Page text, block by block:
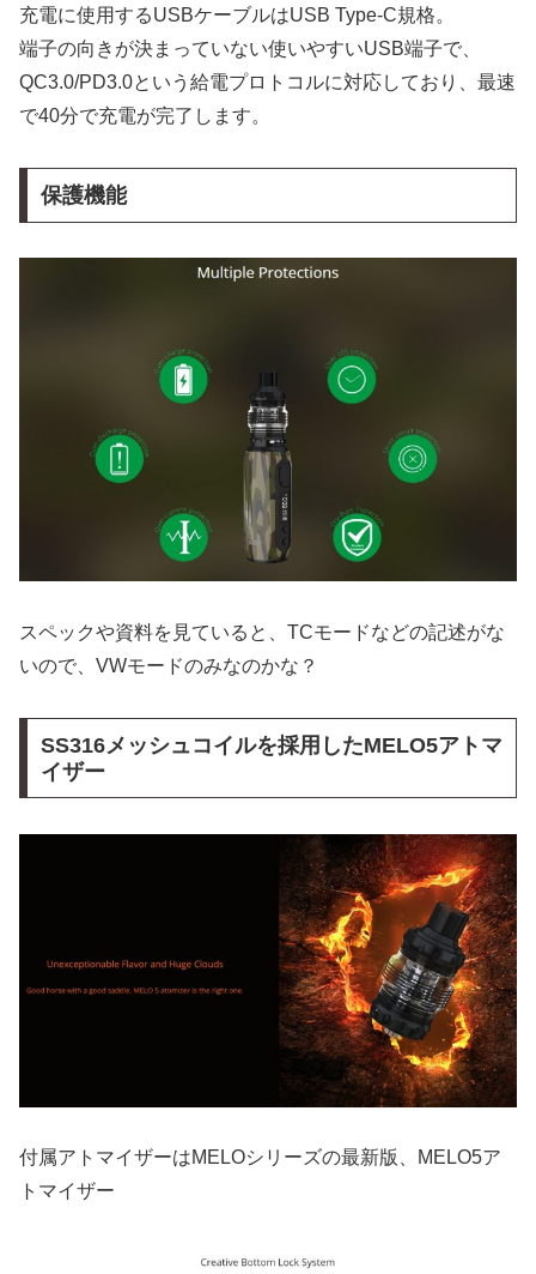
充電に使用するUSBケーブルはUSB Type-C規格。
端子の向きが決まっていない使いやすいUSB端子で、
QC3.0/PD3.0という給電プロトコルに対応しており、最速
で40分で充電が完了します。
保護機能
スペックや資料を見ていると、TCモードなどの記述がな
いので、VWモードのみなのかな？
SS316メッシュコイルを採用したMELO5アトマ
イザー
付属アトマイザーはMELOシリーズの最新版、MELO5ア
トマイザー